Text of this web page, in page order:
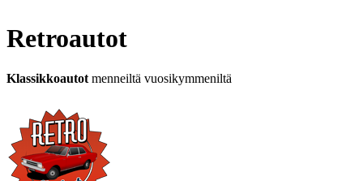
Retroautot
Klassikkoautot menneiltä vuosikymmeniltä